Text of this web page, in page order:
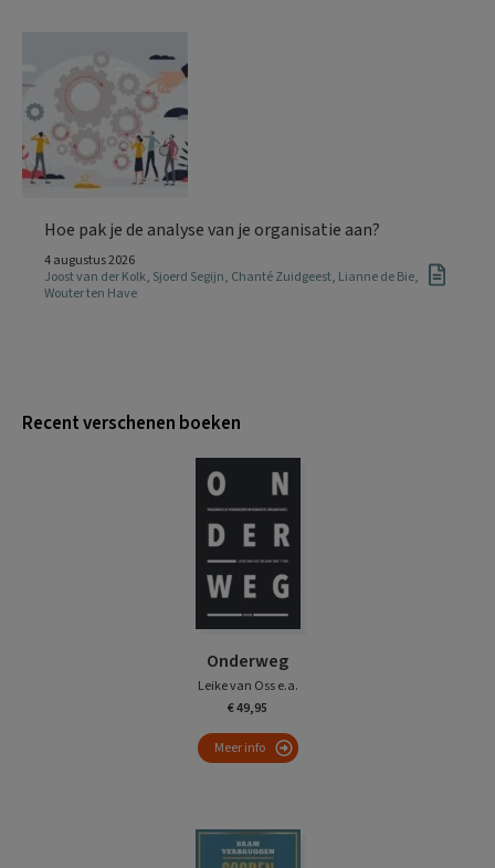
Hoe pak je de analyse van je organisatie aan?
4 augustus 2026
Joost van der Kolk, Sjoerd Segijn, Chanté Zuidgeest, Lianne de Bie,
Wouter ten Have
Recent verschenen boeken
Onderweg
Leike van Oss e.a.
€ 49,95
Meer info